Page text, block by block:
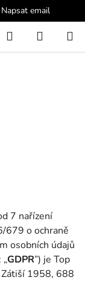
Napsat email
Hledat
KOŠÍK
7 nařízení
679 o ochraně
osobních údajů
GDPR”) je Top
1958, 688